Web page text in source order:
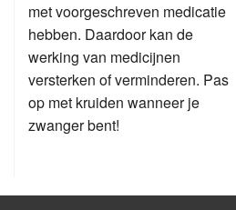
met voorgeschreven medicatie
hebben. Daardoor kan de
werking van medicijnen
versterken of verminderen. Pas
op met kruiden wanneer je
zwanger bent!